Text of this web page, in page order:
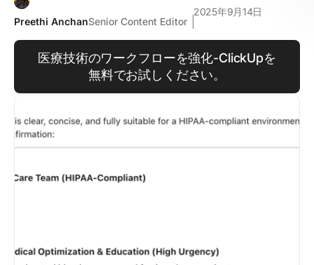
Preethi AnchanSenior Content Editor
2025年9月14日
医療技術のワークフローを強化-ClickUpを
無料でお試しください。